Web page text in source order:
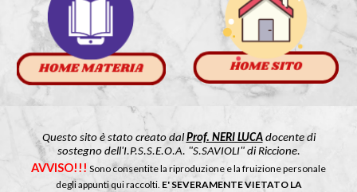
Questo sito è stato creato dal Prof. NERI LUCAdocente di
sostegnodell'I.P.S.S.E.O.A. "S.SAVIOLI" di Riccione.
AVVISO!!! Sono consentite la riproduzione e la fruizione personale
degli appunti qui raccolti. E' SEVERAMENTE VIETATO LA